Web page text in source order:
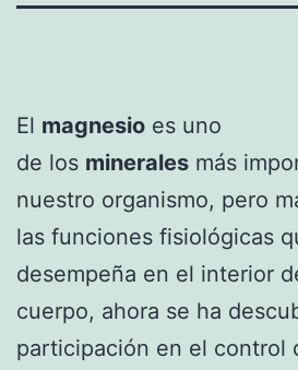
El magnesio es uno
de los minerales más
nuestro organismo, pero
las funciones fisiológicas
desempeña en el interior
cuerpo, ahora se ha
participación en el control